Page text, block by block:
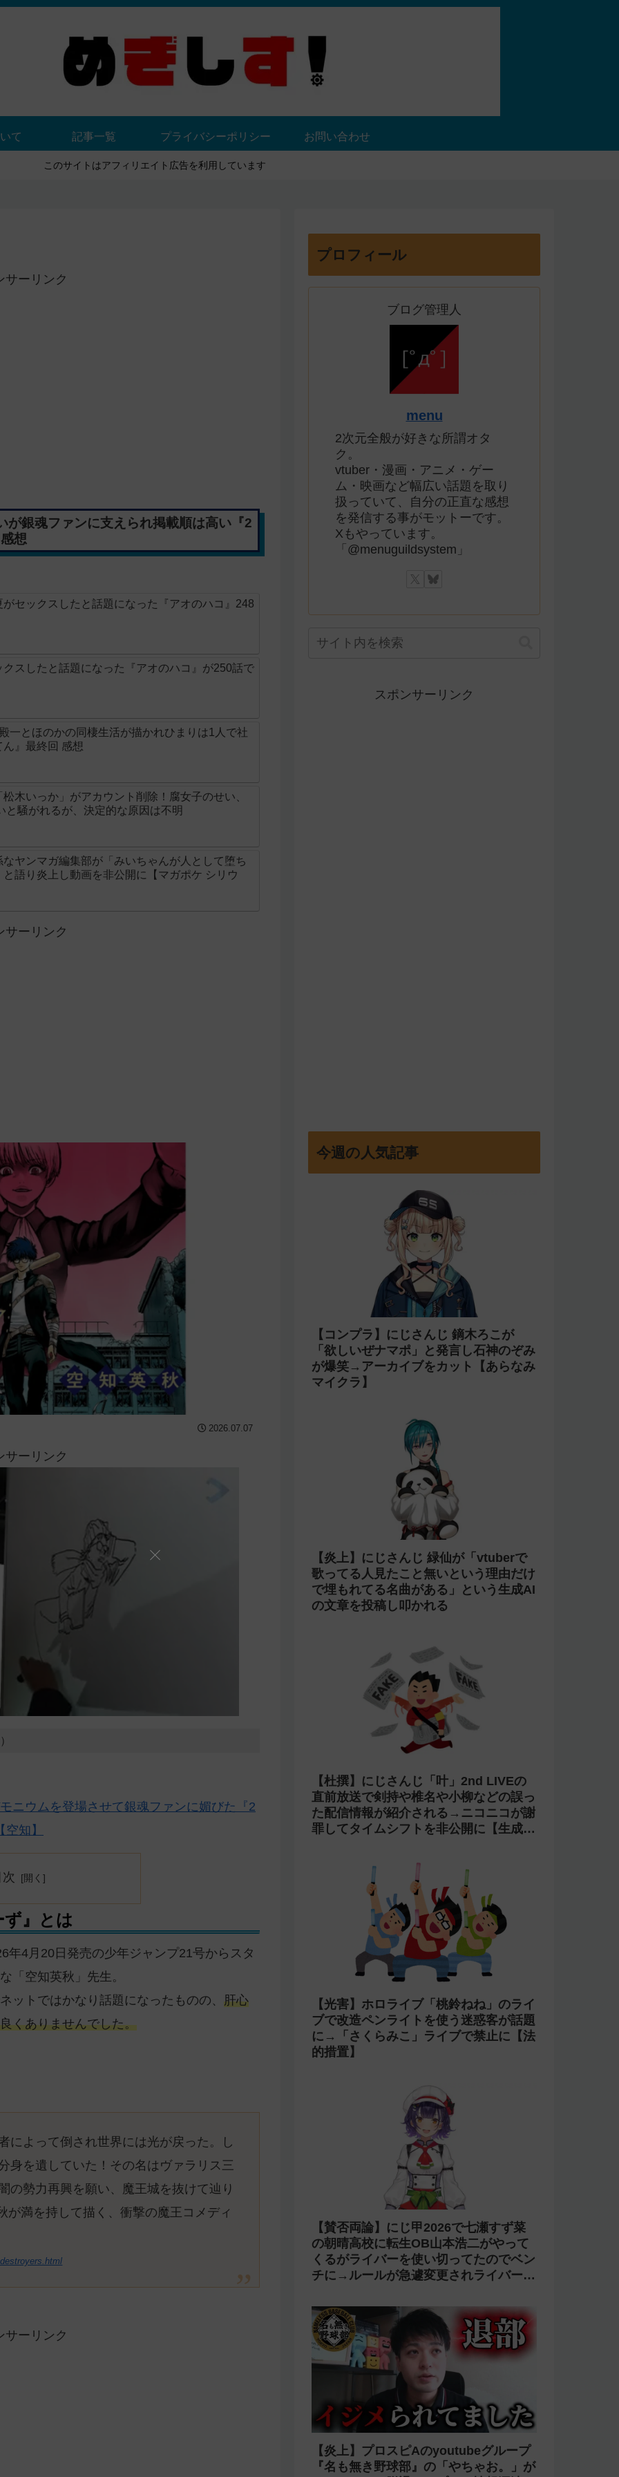
て 記事一覧 プライバシーポリシー お問い合わせ
このサイトはアフィリエイト広告を利用しています
サーリンク
が銀魂ファンに支えられ掲載順は高い『2
想
セックスしたと話題になった『アオのハコ』248
スしたと話題になった『アオのハコ』が250話で
一とほのかの同棲生活が描かれひまりは1人で社
』最終回 感想
木いっか」がアカウント削除！腐女子のせい、
と騒がれるが、決定的な原因は不明
ヤンマガ編集部が「みいちゃんが人として堕ち
語り炎上し動画を非公開に【マガポケ シリウ
サーリンク
2026.07.07
サーリンク
ニウムを登場させて銀魂ファンに媚びた『2
知】
』とは
年4月20日発売の少年ジャンプ21号からスタ
「空知英秋」先生。
ットではかなり話題になったものの、 肝心
くありませんでした。
によって倒され世界には光が戻った。し
身を遺していた！その名はヴァラリス三
の勢力再興を願い、魔王城を抜けて辿り
満を持して描く、衝撃の魔王コメディ
サーリンク
プロフィール
ブログ管理人
menu
2次元全般が好きな所謂オタ
ク。
vtuber・漫画・アニメ・ゲー
ム・映画など幅広い話題を取り
扱っていて、自分の正直な感想
を発信する事がモットーです。
Xもやっています。
「@menuguildsystem」
スポンサーリンク
今週の人気記事
【コンプラ】にじさんじ 鏑木ろこが
「欲しいぜナマポ」と発言し石神のぞみ
が爆笑→アーカイブをカット【あらなみ
マイクラ】
【炎上】にじさんじ 緑仙が「vtuberで
歌ってる人見たこと無いという理由だけ
で埋もれてる名曲がある」という生成AI
の文章を投稿し叩かれる
【杜撰】にじさんじ「叶」2nd LIVEの
直前放送で剣持や椎名や小柳などの誤っ
た配信情報が紹介される→ニコニコが謝
罪してタイムシフトを非公開に【生成
【光害】ホロライブ「桃鈴ねね」のライ
ブで改造ペンライトを使う迷惑客が話題
に→「さくらみこ」ライブで禁止に【法
的措置】
【賛否両論】にじ甲2026で七瀬すず菜
の朝晴高校に転生OB山本浩二がやって
くるがライバーを使い切ってたのでベン
チに→ルールが急遽変更されライバーの
【炎上】プロスピAのyoutubeグループ
『名も無き野球部』の「やちゃお。」が